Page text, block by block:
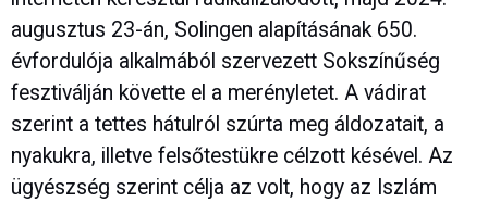
augusztus 23-án, Solingen alapításának 650.
évfordulója alkalmából szervezett Sokszínűség
fesztiválján követte el a merényletet. A vádirat
szerint a tettes hátulról szúrta meg áldozatait, a
nyakukra, illetve felsőtestükre célzott késével. Az
ügyészség szerint célja az volt, hogy az Iszlám